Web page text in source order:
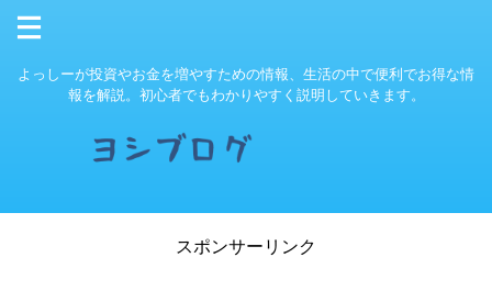
よっしーが投資やお金を増やすための情報、生活の中で便利でお得な情
報を解説。初心者でもわかりやすく説明していきます。
スポンサーリンク